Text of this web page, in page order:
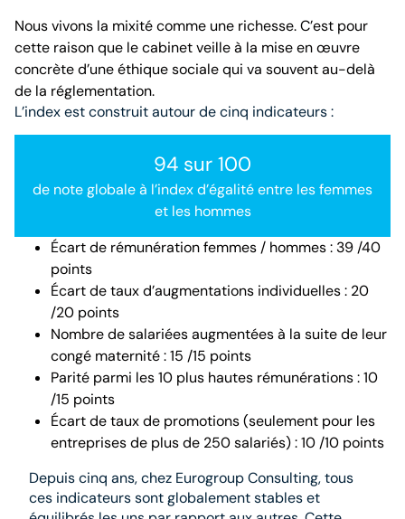
Nous vivons la mixité comme une richesse. C’est pour
cette raison que le cabinet veille à la mise en œuvre
concrète d’une éthique sociale qui va souvent au-delà
de la réglementation.
L’index est construit autour de cinq indicateurs :
94 sur 100
de note globale à l’index d’égalité entre les femmes
et les hommes
Écart de rémunération femmes / hommes : 39 /40
points
Écart de taux d’augmentations individuelles : 20
/20 points
Nombre de salariées augmentées à la suite de leur
congé maternité : 15 /15 points
Parité parmi les 10 plus hautes rémunérations : 10
/15 points
Écart de taux de promotions (seulement pour les
entreprises de plus de 250 salariés) : 10 /10 points
Depuis cinq ans, chez Eurogroup Consulting, tous
ces indicateurs sont globalement stables et